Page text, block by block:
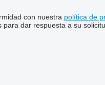
con nuestra política de
dar respuesta a su